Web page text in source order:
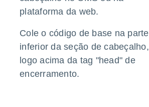
plataforma da web.
Cole o código de base na parte
inferior da seção de cabeçalho,
logo acima da tag "head" de
encerramento.